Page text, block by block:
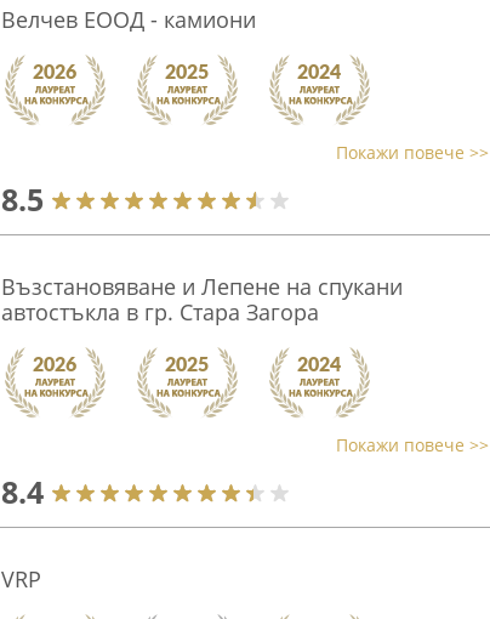
Велчев ЕООД - камиони
Покажи повече >>
8.5
Възстановяване и Лепене на спукани
автостъкла в гр. Стара Загора
Покажи повече >>
8.4
VRP